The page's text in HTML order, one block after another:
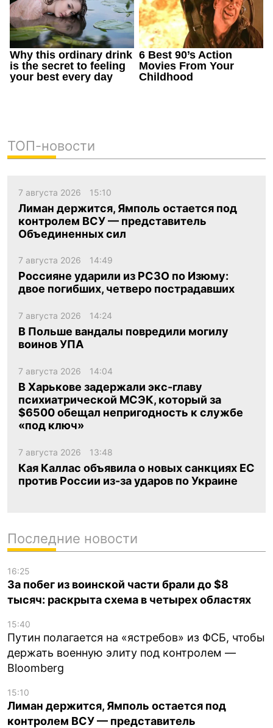
ТОП-новости
7 августа 2026 15:10
Лиман держится, Ямполь остается под
контролем ВСУ — представитель
Объединенных сил
7 августа 2026 14:49
Россияне ударили из РСЗО по Изюму:
двое погибших, четверо пострадавших
7 августа 2026 14:24
В Польше вандалы повредили могилу
воинов УПА
7 августа 2026 14:04
В Харькове задержали экс-главу
психиатрической МСЭК, который за
$6500 обещал непригодность к службе
«под ключ»
7 августа 2026 13:48
Кая Каллас объявила о новых санкциях ЕС
против России из-за ударов по Украине
Последние новости
16:25
За побег из воинской части брали до $8
тысяч: раскрыта схема в четырех областях
15:40
Путин полагается на «ястребов» из ФСБ, чтобы
держать военную элиту под контролем —
Bloomberg
15:10
Лиман держится, Ямполь остается под
контролем ВСУ — представитель